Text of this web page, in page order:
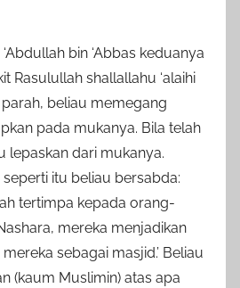
bin ‘Abbas keduanya
Rasulullah shallallahu ‘alaihi
beliau memegang
pada mukanya. Bila telah
lepaskan dari mukanya.
itu beliau bersabda:
tertimpa kepada orang-
mereka menjadikan
sebagai masjid.’ Beliau
(kaum Muslimin) atas apa